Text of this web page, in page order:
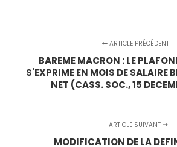
ARTICLE PRÉCÉDENT
BAREME MACRON : LE
S'EXPRIME EN MOIS DE SALAIRE
NET (CASS. SOC., 15
ARTICLE SUIVANT
MODIFICATION DE LA